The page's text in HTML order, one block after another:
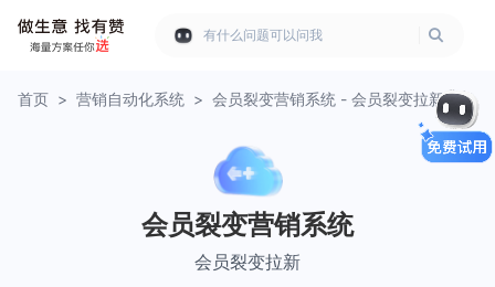
有什么问题可以问我
首页 > 营销自动化系统 > 会员裂变营销系统 - 会员裂变拉新
会员裂变营销系统
会员裂变拉新